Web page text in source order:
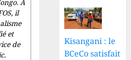
À
il
et
de
Kisangani : le
BCeCo satisfait